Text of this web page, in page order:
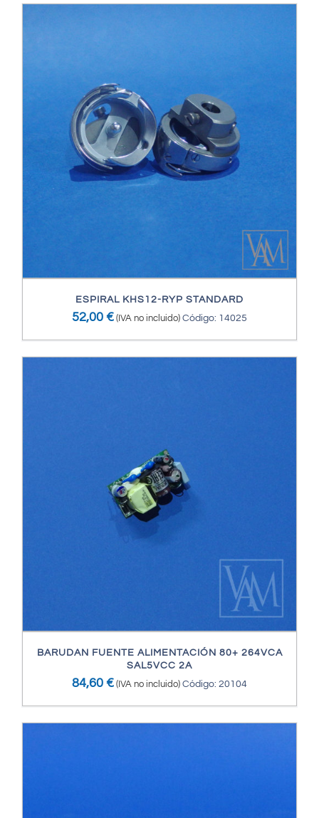
ESPIRAL KHS12-RYP STANDARD
52,00 € (IVA no incluido) Código: 14025
BARUDAN FUENTE ALIMENTACIÓN 80+ 264VCA
SAL5VCC 2A
84,60 € (IVA no incluido) Código: 20104